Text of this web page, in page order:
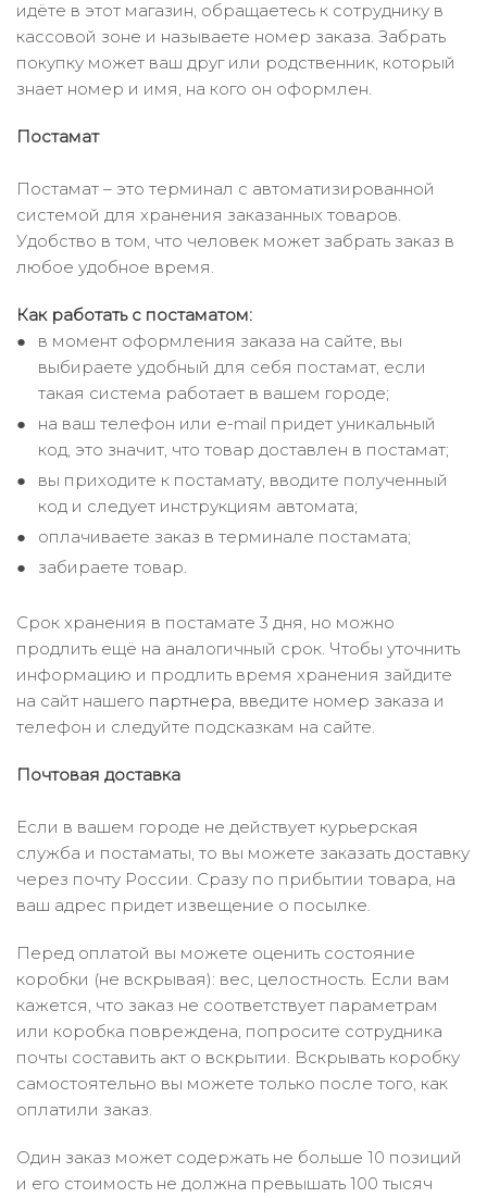
идёте в этот магазин, обращаетесь к сотруднику в
кассовой зоне и называете номер заказа. Забрать
покупку может ваш друг или родственник, который
знает номер и имя, на кого он оформлен.
Постамат
Постамат – это терминал с автоматизированной
системой для хранения заказанных товаров.
Удобство в том, что человек может забрать заказ в
любое удобное время.
Как работать с постаматом:
в момент оформления заказа на сайте, вы
выбираете удобный для себя постамат, если
такая система работает в вашем городе;
на ваш телефон или e-mail придет уникальный
код, это значит, что товар доставлен в постамат;
вы приходите к постамату, вводите полученный
код и следует инструкциям автомата;
оплачиваете заказ в терминале постамата;
забираете товар.
Срок хранения в постамате 3 дня, но можно
продлить ещё на аналогичный срок. Чтобы уточнить
информацию и продлить время хранения зайдите
на сайт нашего партнера, введите номер заказа и
телефон и следуйте подсказкам на сайте.
Почтовая доставка
Если в вашем городе не действует курьерская
служба и постаматы, то вы можете заказать доставку
через почту России. Сразу по прибытии товара, на
ваш адрес придет извещение о посылке.
Перед оплатой вы можете оценить состояние
коробки (не вскрывая): вес, целостность. Если вам
кажется, что заказ не соответствует параметрам
или коробка повреждена, попросите сотрудника
почты составить акт о вскрытии. Вскрывать коробку
самостоятельно вы можете только после того, как
оплатили заказ.
Один заказ может содержать не больше 10 позиций
и его стоимость не должна превышать 100 тысяч